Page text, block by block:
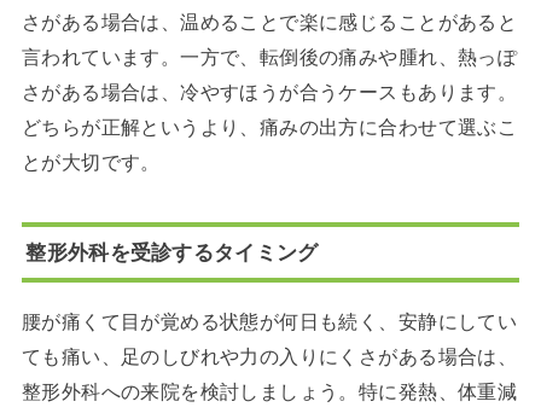
さがある場合は、温めることで楽に感じることがあると
言われています。一方で、転倒後の痛みや腫れ、熱っぽ
さがある場合は、冷やすほうが合うケースもあります。
どちらが正解というより、痛みの出方に合わせて選ぶこ
とが大切です。
整形外科を受診するタイミング
腰が痛くて目が覚める状態が何日も続く、安静にしてい
ても痛い、足のしびれや力の入りにくさがある場合は、
整形外科への来院を検討しましょう。特に発熱、体重減